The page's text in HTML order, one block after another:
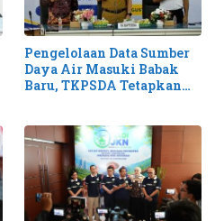
Pengelolaan Data Sumber
Daya Air Masuki Babak
Baru, TKPSDA Tetapkan